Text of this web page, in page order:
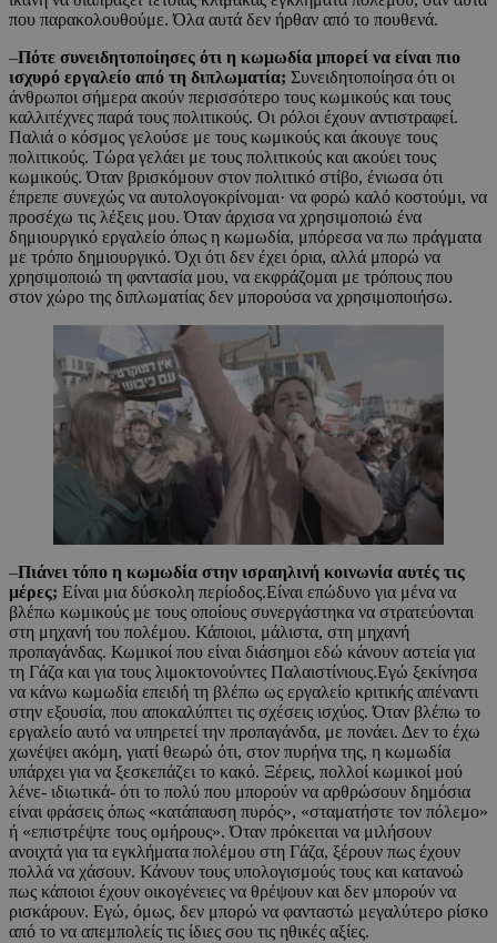
που παρακολουθούμε. Όλα αυτά δεν ήρθαν από το πουθενά.
–Πότε συνειδητοποίησες ότι η κωμωδία μπορεί να είναι πιο
ισχυρό εργαλείο από τη διπλωματία; Συνειδητοποίησα ότι οι
άνθρωποι σήμερα ακούν περισσότερο τους κωμικούς και τους
καλλιτέχνες παρά τους πολιτικούς. Οι ρόλοι έχουν αντιστραφεί.
Παλιά ο κόσμος γελούσε με τους κωμικούς και άκουγε τους
πολιτικούς. Τώρα γελάει με τους πολιτικούς και ακούει τους
κωμικούς. Όταν βρισκόμουν στον πολιτικό στίβο, ένιωσα ότι
έπρεπε συνεχώς να αυτολογοκρίνομαι· να φορώ καλό κοστούμι, να
προσέχω τις λέξεις μου. Όταν άρχισα να χρησιμοποιώ ένα
δημιουργικό εργαλείο όπως η κωμωδία, μπόρεσα να πω πράγματα
με τρόπο δημιουργικό. Όχι ότι δεν έχει όρια, αλλά μπορώ να
χρησιμοποιώ τη φαντασία μου, να εκφράζομαι με τρόπους που
στον χώρο της διπλωματίας δεν μπορούσα να χρησιμοποιήσω.
–Πιάνει τόπο η κωμωδία στην ισραηλινή κοινωνία αυτές τις
μέρες; Είναι μια δύσκολη περίοδος.Είναι επώδυνο για μένα να
βλέπω κωμικούς με τους οποίους συνεργάστηκα να στρατεύονται
στη μηχανή του πολέμου. Κάποιοι, μάλιστα, στη μηχανή
προπαγάνδας. Κωμικοί που είναι διάσημοι εδώ κάνουν αστεία για
τη Γάζα και για τους λιμοκτονούντες Παλαιστίνιους.Εγώ ξεκίνησα
να κάνω κωμωδία επειδή τη βλέπω ως εργαλείο κριτικής απέναντι
στην εξουσία, που αποκαλύπτει τις σχέσεις ισχύος. Όταν βλέπω το
εργαλείο αυτό να υπηρετεί την προπαγάνδα, με πονάει. Δεν το έχω
χωνέψει ακόμη, γιατί θεωρώ ότι, στον πυρήνα της, η κωμωδία
υπάρχει για να ξεσκεπάζει το κακό. Ξέρεις, πολλοί κωμικοί μού
λένε- ιδιωτικά- ότι το πολύ που μπορούν να αρθρώσουν δημόσια
είναι φράσεις όπως «κατάπαυση πυρός», «σταματήστε τον πόλεμο»
ή «επιστρέψτε τους ομήρους». Όταν πρόκειται να μιλήσουν
ανοιχτά για τα εγκλήματα πολέμου στη Γάζα, ξέρουν πως έχουν
πολλά να χάσουν. Κάνουν τους υπολογισμούς τους και κατανοώ
πως κάποιοι έχουν οικογένειες να θρέψουν και δεν μπορούν να
ρισκάρουν. Εγώ, όμως, δεν μπορώ να φανταστώ μεγαλύτερο ρίσκο
από το να απεμπολείς τις ίδιες σου τις ηθικές αξίες.